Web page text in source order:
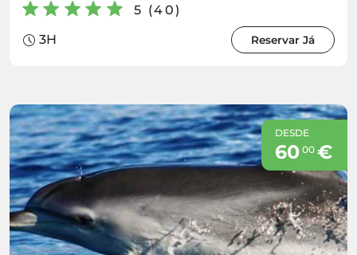
5 (40)
3H
Reservar Já
DESDE
60 00€